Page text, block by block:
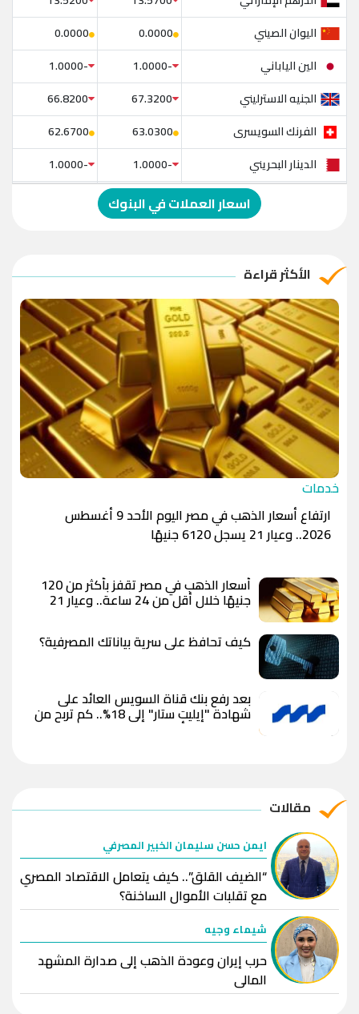
اليوان الصيني
0.0000
0.0000
الين الياباني
-1.0000
-1.0000
الجنيه الاسترليني
67.3200
66.8200
الفرنك السويسرى
63.0300
62.6700
الدينار البحريني
-1.0000
-1.0000
الدولار الإسترالي
-1.0000
الدينار الأردني
-1.0000
-1.0000
اسعار العملات في البنوك
الأكثر قراءة
خدمات
ارتفاع أسعار الذهب في مصر اليوم الأحد 9 أغسطس
2026.. وعيار 21 يسجل 6120 جنيهًا
أسعار الذهب في مصر تقفز بأكثر من 120
جنيهًا خلال أقل من 24 ساعة.. وعيار 21
يسجل 6100 جنيه وسط توقعات بوصول
كيف تحافظ على سرية بياناتك المصرفية؟
بعد رفع بنك قناة السويس العائد على
شهادة "إيليت ستار" إلى 18%.. كم تربح من
استثمار 100 ألف جنيه؟
مقالات
ايمن حسن سليمان الخبير المصرفي
“الضيف القلق”.. كيف يتعامل الاقتصاد المصري
مع تقلبات الأموال الساخنة؟
شيماء وجيه
حرب إيران وعودة الذهب إلى صدارة المشهد
المالي